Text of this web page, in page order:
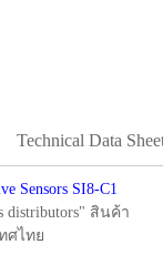
Technical Data
Sensors SI8-C1
distributors" สินค้า
ศไทย